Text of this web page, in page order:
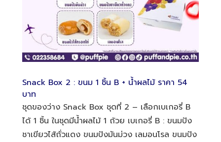
Snack Box 2 : ขนม 1 ชิ้น B + น้ำผลไม้ ราคา 54
บาท
ชุดของว่าง Snack Box ชุดที่ 2 – เลือกเบเกอรี่ B
ได้ 1 ชิ้น ในชุดมีน้ำผลไม้ 1 ถ้วย เบเกอรี่ B : ขนมปัง
ชาเขียวไส้ถั่วแดง ขนมปังมันม่วง เลมอนโรล ขนมปัง